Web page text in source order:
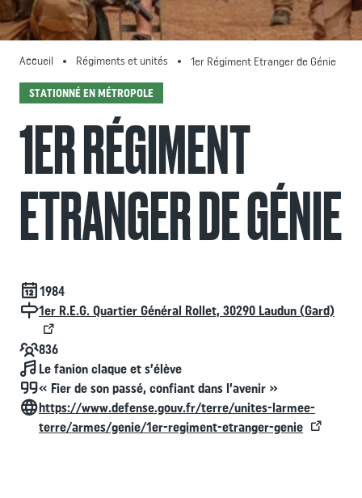
Accueil Régiments et unités 1er Régiment Etranger de Génie
STATIONNÉ EN MÉTROPOLE
1ER RÉGIMENT
ETRANGER DE GÉNIE
Date de création
1984
Localisation
1er R.E.G. Quartier Général Rollet, 30290 Laudun (Gard)
Effectif
836
ChantLe fanion claque et s’élève
Devise« Fier de son passé, confiant dans l’avenir »
Contact
https://www.defense.gouv.fr/terre/unites-larmee-
terre/armes/genie/1er-regiment-etranger-genie